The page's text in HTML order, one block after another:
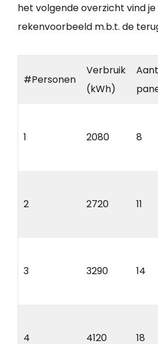
het volgende overzicht vind
rekenvoorbeeld m.b.t. de
#Personen
Verbruik
(kWh)
1 2080 8
2 2720 11
3 3290 14
4 4120 18